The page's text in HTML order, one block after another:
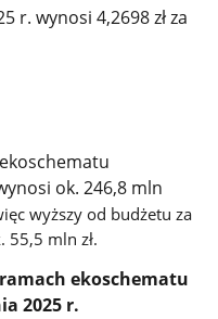
r. wynosi 4,2698 zł za
ok. 246,8 mln
wyższy od budżetu za
mln zł.
ekoschematu
2025 r.